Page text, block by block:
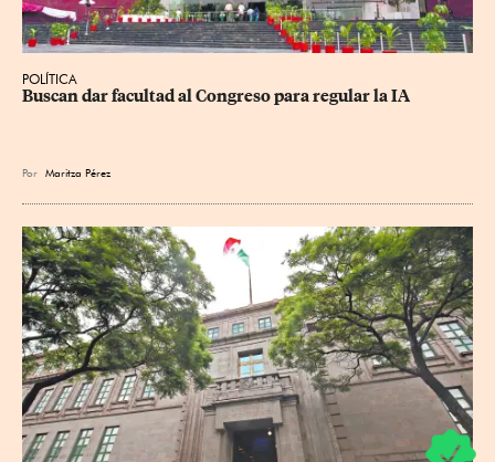
POLÍTICA
Buscan dar facultad al Congreso para regular la IA
Por Maritza Pérez